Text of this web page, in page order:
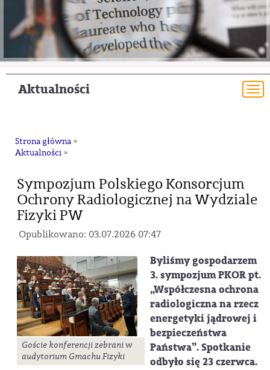
Aktualności
Strona główna »
Aktualności »
Sympozjum Polskiego Konsorcjum
Ochrony Radiologicznej na Wydziale
Fizyki PW
Opublikowano: 03.07.2026 07:47
Goście konferencji zebrani w
audytorium Gmachu Fizyki
Byliśmy gospodarzem
3. sympozjum PKOR pt.
„Współczesna ochrona
radiologiczna na rzecz
energetyki jądrowej i
bezpieczeństwa
Państwa”. Spotkanie
odbyło się 23 czerwca.